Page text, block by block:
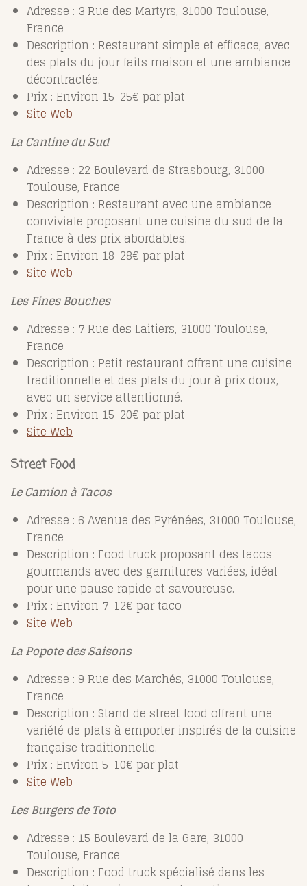
Adresse : 3 Rue des Martyrs, 31000 Toulouse,
France
Description : Restaurant simple et efficace, avec
des plats du jour faits maison et une ambiance
décontractée.
Prix : Environ 15-25€ par plat
Site Web
La Cantine du Sud
Adresse : 22 Boulevard de Strasbourg, 31000
Toulouse, France
Description : Restaurant avec une ambiance
conviviale proposant une cuisine du sud de la
France à des prix abordables.
Prix : Environ 18-28€ par plat
Site Web
Les Fines Bouches
Adresse : 7 Rue des Laitiers, 31000 Toulouse,
France
Description : Petit restaurant offrant une cuisine
traditionnelle et des plats du jour à prix doux,
avec un service attentionné.
Prix : Environ 15-20€ par plat
Site Web
Street Food
Le Camion à Tacos
Adresse : 6 Avenue des Pyrénées, 31000 Toulouse,
France
Description : Food truck proposant des tacos
gourmands avec des garnitures variées, idéal
pour une pause rapide et savoureuse.
Prix : Environ 7-12€ par taco
Site Web
La Popote des Saisons
Adresse : 9 Rue des Marchés, 31000 Toulouse,
France
Description : Stand de street food offrant une
variété de plats à emporter inspirés de la cuisine
française traditionnelle.
Prix : Environ 5-10€ par plat
Site Web
Les Burgers de Toto
Adresse : 15 Boulevard de la Gare, 31000
Toulouse, France
Description : Food truck spécialisé dans les